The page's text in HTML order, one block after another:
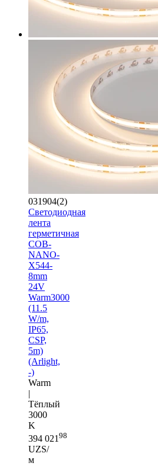
031904(2)
Светодиодная
лента
герметичная
COB-
NANO-
X544-
8mm
24V
Warm3000
(11.5
W/m,
IP65,
CSP,
5m)
(Arlight,
-)
Warm
|
Тёплый
3000
K
394 021 98
UZS/
м